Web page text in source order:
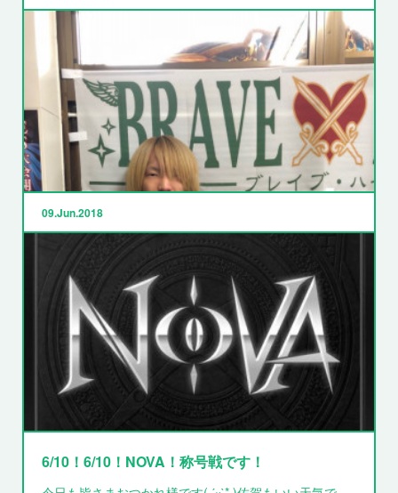
09Jun2018
6/10！6/10！NOVA！称号戦です！